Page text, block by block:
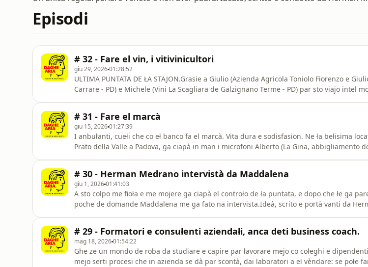
Episodi
# 32 - Fare el vin, i vitivinicultori
giu 29, 202601:28:52
ULTIMA PUNTATA DE ŁA STAJON.Grasie a Giulio (Azienda Agricola Toniolo Fiorenzo e
Carrare - PD) e Michele (Vini La Scagliara de Galzignano Terme - PD) par sto viajo intel
(grasie a
# 31 - Fare el marcà
giu 15, 202601:27:39
I anbułanti, cuełi che co eł banco fa el marcà. Vita dura e sodisfasion. Ne ła bełisima
Prato della Valle a Padova, ga ciapà in man i microfoni Alberto (La Gina, abbigliamento
Vescov
# 30 - Herman Medrano intervistà da Maddalena
giu 1, 202601:41:03
A sto colpo me fioła e me mojere ga ciapà el controło de ła puntata, e dopo che łe ga
poche de domande Maddalena me ga fato na intervista.Ideà, scrito e portà vanti da
a łe pajine Instag
# 29 - Formatori e consułenti aziendałi, anca deti business coach.
mag 18, 202601:54:22
Ghe ze un mondo de roba da studiare e capire par łavorare mejo co cołeghi e
mejo serti procesi che in azienda se dà par scontà, dai laboratori a el vèndare: se połe